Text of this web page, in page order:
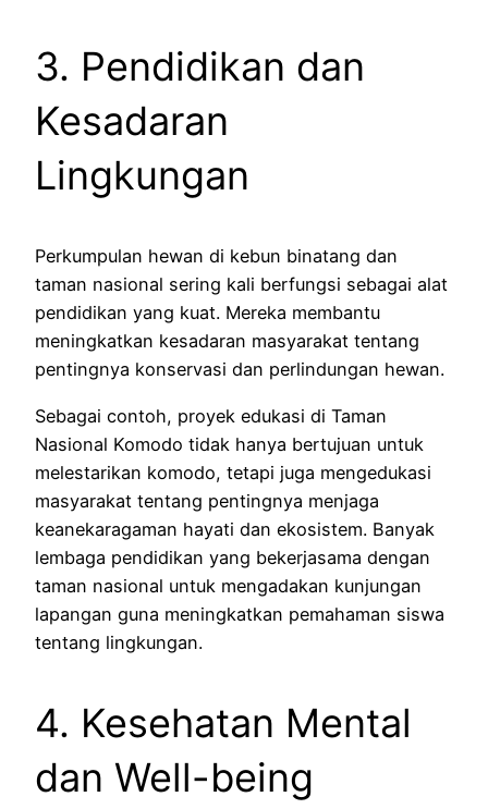
3. Pendidikan dan
Kesadaran
Lingkungan
Perkumpulan hewan di kebun binatang dan
taman nasional sering kali berfungsi sebagai alat
pendidikan yang kuat. Mereka membantu
meningkatkan kesadaran masyarakat tentang
pentingnya konservasi dan perlindungan hewan.
Sebagai contoh, proyek edukasi di Taman
Nasional Komodo tidak hanya bertujuan untuk
melestarikan komodo, tetapi juga mengedukasi
masyarakat tentang pentingnya menjaga
keanekaragaman hayati dan ekosistem. Banyak
lembaga pendidikan yang bekerjasama dengan
taman nasional untuk mengadakan kunjungan
lapangan guna meningkatkan pemahaman siswa
tentang lingkungan.
4. Kesehatan Mental
dan Well-being